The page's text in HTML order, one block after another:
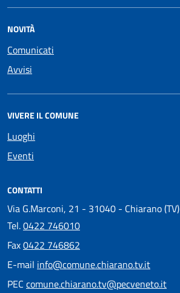
NOVITÀ
Comunicati
Avvisi
VIVERE IL COMUNE
Luoghi
Eventi
CONTATTI
Via G.Marconi, 21 - 31040 - Chiarano (TV)
Tel.0422 746010
Fax0422 746862
E-mail info@comune.chiarano.tv.it
PEC comune.chiarano.tv@pecveneto.it